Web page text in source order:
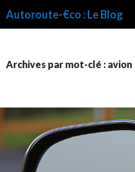
Autoroute-€co : Le Blog
Archives par mot-clé : avion